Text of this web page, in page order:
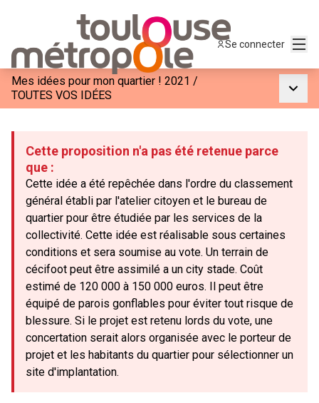
Se connecter
Mes idées pour mon quartier ! 2021 /
TOUTES VOS IDÉES
Cette proposition n'a pas été retenue parce
que :
Cette idée a été repêchée dans l'ordre du classement
général établi par l'atelier citoyen et le bureau de
quartier pour être étudiée par les services de la
collectivité. Cette idée est réalisable sous certaines
conditions et sera soumise au vote. Un terrain de
cécifoot peut être assimilé a un city stade. Coût
estimé de 120 000 à 150 000 euros. Il peut être
équipé de parois gonflables pour éviter tout risque de
blessure. Si le projet est retenu lords du vote, une
concertation serait alors organisée avec le porteur de
projet et les habitants du quartier pour sélectionner un
site d'implantation.